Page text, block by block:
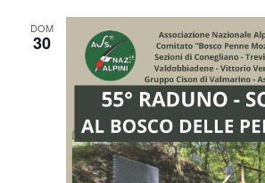
DOM
30